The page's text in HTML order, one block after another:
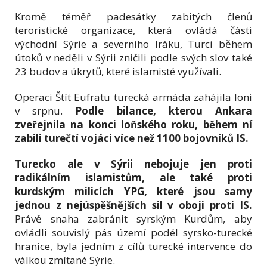
Kromě téměř padesátky zabitých členů
teroristické organizace, která ovládá části
východní Sýrie a severního Iráku, Turci během
útoků v neděli v Sýrii zničili podle svých slov také
23 budov a úkrytů, které islamisté využívali.
Operaci Štít Eufratu turecká armáda zahájila loni
v srpnu. Podle bilance, kterou Ankara
zveřejnila na konci loňského roku, během ní
zabili turečtí vojáci více než 1100 bojovníků IS.
Turecko ale v Sýrii nebojuje jen proti
radikálním islamistům, ale také proti
kurdským milicích YPG, které jsou samy
jednou z nejúspěšnějších sil v oboji proti IS.
Právě snaha zabránit syrským Kurdům, aby
ovládli souvislý pás území podél syrsko-turecké
hranice, byla jedním z cílů turecké intervence do
válkou zmítané Sýrie.